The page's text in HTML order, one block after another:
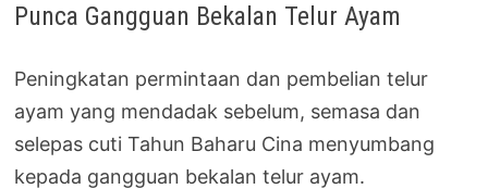
Punca Gangguan Bekalan Telur Ayam
Peningkatan permintaan dan pembelian telur
ayam yang mendadak sebelum, semasa dan
selepas cuti Tahun Baharu Cina menyumbang
kepada gangguan bekalan telur ayam.